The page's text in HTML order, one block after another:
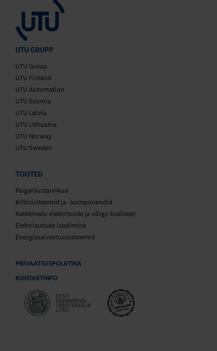
UTU GRUPP
UTU Group
UTU Finland
UTU Automation
UTU Estonia
UTU Latvia
UTU Lithuania
UTU Norway
UTU Sweden
TOOTED
Paigaldustarvikud
Kilbisüsteemid ja -komponendid
Katkematu elektritoide ja võrgu kvaliteet
Elektriautode laadimine
Energiasalvestussüsteemid
PRIVAATSUSPOLIITIKA
KONTAKTINFO